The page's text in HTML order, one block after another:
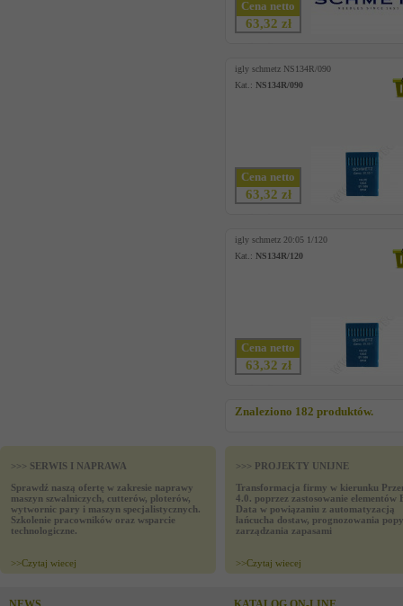
Cena netto
63,32 zł
igly schmetz NS134R/090
Kat.: NS134R/090
Cena netto
63,32 zł
igly schmetz 20:05 1/120
Kat.: NS134R/120
Cena netto
63,32 zł
Znaleziono 182 produktów.
>>> SERWIS I NAPRAWA
Sprawdź naszą ofertę w zakresie naprawy
maszyn szwalniczych, cutterów, ploterów,
wytwornic pary i maszyn specjalistycznych.
Szkolenie pracowników oraz wsparcie
technologiczne.
>>Czytaj wiecej
>>> PROJEKTY UNIJNE
Transformacja firmy w kierunku
4.0. poprzez zastosowanie elementów
Data w powiązaniu z automatyzacją
łańcucha dostaw, prognozowania
zarządzania zapasami
>>Czytaj wiecej